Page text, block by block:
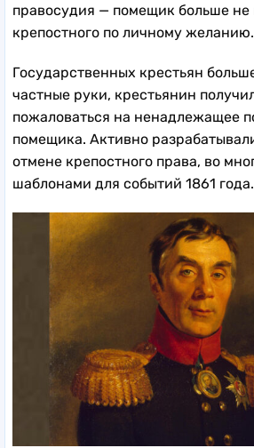
правосудия — помещик больше не
крепостного по личному желанию.
Государственных крестьян
частные руки, крестьянин
пожаловаться на ненадлежащее
помещика. Активно
отмене крепостного права, во
шаблонами для событий 1861 года.